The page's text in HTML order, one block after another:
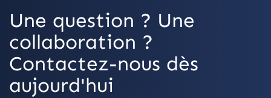
Une question ? Une
collaboration ?
Contactez-nous dès
aujourd'hui